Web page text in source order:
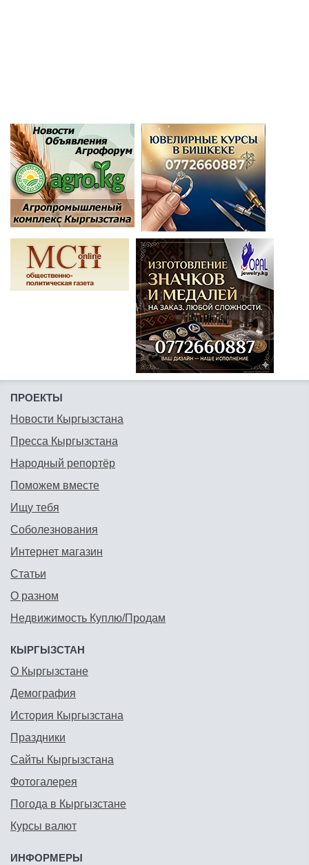
ПРОЕКТЫ
Новости Кыргызстана
Пресса Кыргызстана
Народный репортёр
Поможем вместе
Ищу тебя
Соболезнования
Интернет магазин
Статьи
О разном
Недвижимость Куплю/Продам
КЫРГЫЗСТАН
О Кыргызстане
Демография
История Кыргызстана
Праздники
Сайты Кыргызстана
Фотогалерея
Погода в Кыргызстане
Курсы валют
ИНФОРМЕРЫ